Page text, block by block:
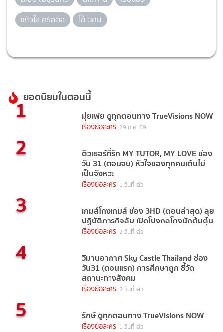
แก้วใส คริสตัล
โก้ วศิน
ยอดนิยมในตอนนี้
1 มุ่ยเฟย ดูทุกตอนทาง TrueVisions NOW
เรื่องย่อละคร 29 ก.ค. 69
2 ติวเธอร์ที่รัก MY TUTOR, MY LOVE ช่อง
วัน 31 (ตอนจบ) หัวใจของทุกคนเต้นไม่
เป็นจังหวะ
เรื่องย่อละคร 1 วันที่แล้ว
3 เกมส์โกงเกมส์ ช่อง 3HD (ตอนล่าสุด) ลุย
ปฏิบัติภารกิจลับ เปิดโปงกลโกงนักต้มตุ๋น
เรื่องย่อละคร 2 วันที่แล้ว
4 วิมานอากาศ Sky Castle Thailand ช่อง
วัน31 (ตอนแรก) การศึกษาถูก ชี้วัด
สถานะทางสังคม
เรื่องย่อละคร 2 วันที่แล้ว
5 รักษ์ ดูทุกตอนทาง TrueVisions NOW
เรื่องย่อละคร 1 วันที่แล้ว